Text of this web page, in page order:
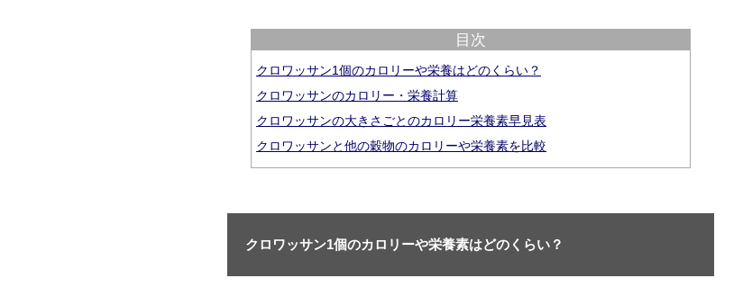
目次
クロワッサン1個のカロリーや栄養はどのくらい？
クロワッサンのカロリー・栄養計算
クロワッサンの大きさごとのカロリー栄養素早見表
クロワッサンと他の穀物のカロリーや栄養素を比較
クロワッサン1個のカロリーや栄養素はどのくらい？